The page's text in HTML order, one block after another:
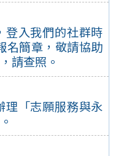
登入我們的社群時
名簡章，敬請協助
請查照。
理「志願服務與永